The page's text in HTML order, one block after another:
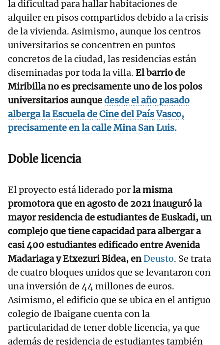
la dificultad para hallar habitaciones de
alquiler en pisos compartidos debido a la crisis
de la vivienda. Asimismo, aunque los centros
universitarios se concentren en puntos
concretos de la ciudad, las residencias están
diseminadas por toda la villa. El barrio de
Miribilla no es precisamente uno de los polos
universitarios aunquedesde el año pasado
alberga la Escuela de Cine del País Vasco,
precisamente en la calle Mina San Luis.
Doble licencia
El proyecto está liderado porla misma
promotora que en agosto de 2021 inauguró la
mayor residencia de estudiantes de Euskadi, un
complejo que tiene capacidad para albergar a
casi 400 estudiantes edificado entre Avenida
Madariaga y Etxezuri Bidea, enDeusto. Se trata
de cuatro bloques unidos que se levantaron con
una inversión de 44 millones de euros.
Asimismo, el edificio que se ubica en el antiguo
colegio de Ibaigane cuenta con la
particularidad de tener doble licencia, ya que
además de residencia de estudiantes también